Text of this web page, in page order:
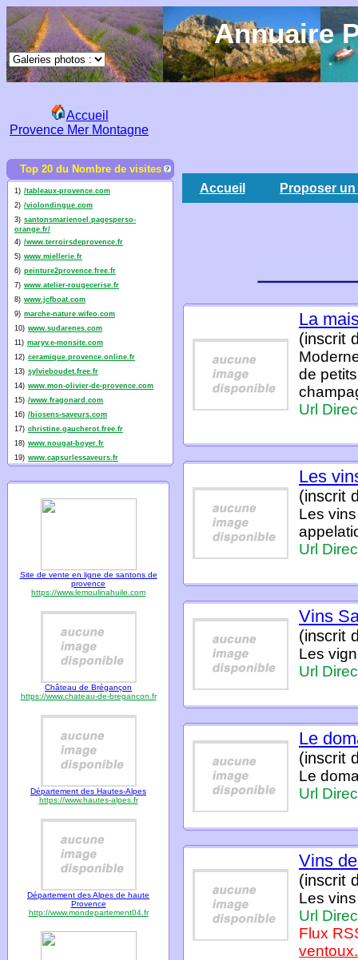
Annuaire
Accueil
Provence Mer Montagne
Top 20 du Nombre de visites
1) /tableaux-provence.com
2) /violondingue.com
3) santonsmarienoel.pagesperso-
orange.fr/
4) /www.terroirsdeprovence.fr
5) www.miellerie.fr
6) peinture2provence.free.fr
7) www.atelier-rougecerise.fr
8) www.jcfboat.com
9) marche-nature.wifeo.com
10) www.sudarenes.com
11) maryv.e-monsite.com
12) ceramique.provence.online.fr
13) sylvieboudet.free.fr
14) www.mon-olivier-de-provence.com
15) /www.fragonard.com
16) /biosens-saveurs.com
17) christine.gaucherot.free.fr
18) www.nougat-boyer.fr
19) www.capsurlessaveurs.fr
Site de vente en ligne de santons de
provence
https://www.lemoulinahuile.com
Château de Brégançon
https://www.chateau-de-bregancon.fr
Département des Hautes-Alpes
https://www.hautes-alpes.fr
Département des Alpes de haute
Provence
http://www.mondepartement04.fr
Accueil Proposer
La
(inscrit
de
Url
Les
(inscrit
Les
Url
Vins
(inscrit
Les
Url
Le
(inscrit
Le
Url
Vins
(inscrit
Les
Url
Flux